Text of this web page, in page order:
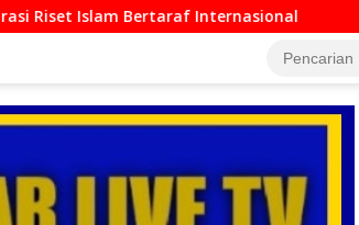
Ditreskrimum Polda